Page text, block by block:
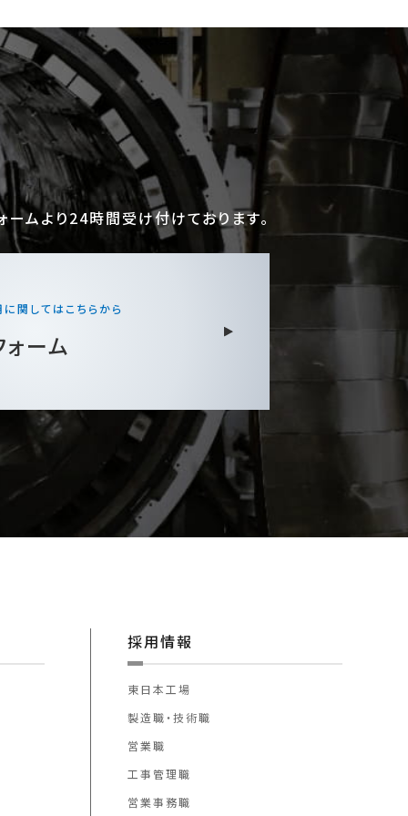
ムより24時間受け付けております。
に関してはこちらから
ーム
採用情報
東日本工場
製造職・技術職
営業職
工事管理職
営業事務職